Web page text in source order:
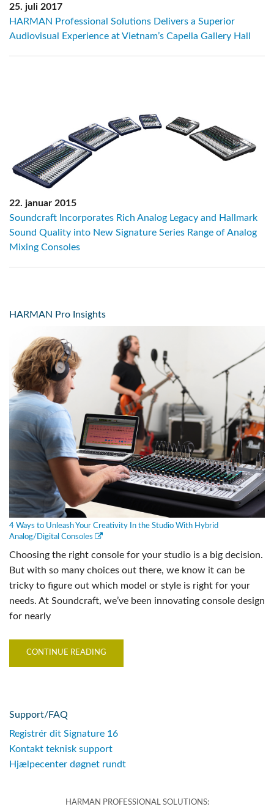
25. juli 2017
HARMAN Professional Solutions Delivers a Superior
Audiovisual Experience at Vietnam’s Capella Gallery Hall
22. januar 2015
Soundcraft Incorporates Rich Analog Legacy and Hallmark
Sound Quality into New Signature Series Range of Analog
Mixing Consoles
HARMAN Pro Insights
4 Ways to Unleash Your Creativity In the Studio With Hybrid
Analog/Digital Consoles
Choosing the right console for your studio is a big decision.
But with so many choices out there, we know it can be
tricky to figure out which model or style is right for your
needs. At Soundcraft, we’ve been innovating console design
for nearly
CONTINUE READING
Support/FAQ
Registrér dit Signature 16
Kontakt teknisk support
Hjælpecenter døgnet rundt
HARMAN PROFESSIONAL SOLUTIONS: